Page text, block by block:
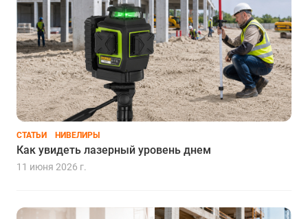
СТАТЬИ НИВЕЛИРЫ
Как увидеть лазерный уровень днем
11 июня 2026 г.